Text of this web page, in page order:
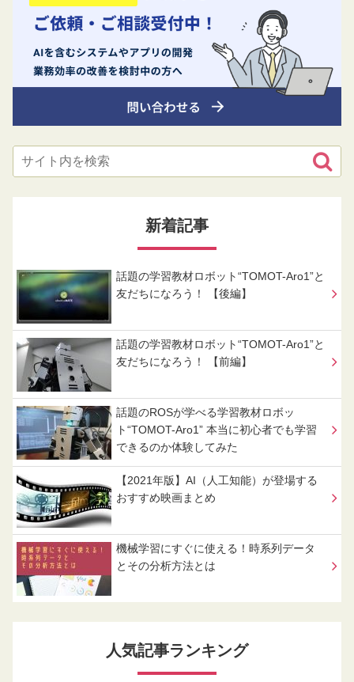
新着記事
話題の学習教材ロボット“TOMOT-Aro1”と
友だちになろう！ 【後編】
話題の学習教材ロボット“TOMOT-Aro1”と
友だちになろう！ 【前編】
話題のROSが学べる学習教材ロボッ
ト“TOMOT-Aro1” 本当に初心者でも学習
できるのか体験してみた
【2021年版】AI（人工知能）が登場する
おすすめ映画まとめ
機械学習にすぐに使える！時系列データ
とその分析方法とは
人気記事ランキング